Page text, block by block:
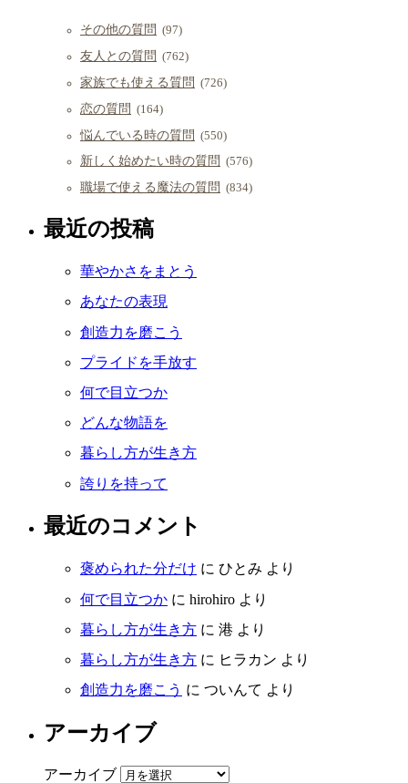
その他の質問 (97)
友人との質問 (762)
家族でも使える質問 (726)
恋の質問 (164)
悩んでいる時の質問 (550)
新しく始めたい時の質問 (576)
職場で使える魔法の質問 (834)
最近の投稿
華やかさをまとう
あなたの表現
創造力を磨こう
プライドを手放す
何で目立つか
どんな物語を
暮らし方が生き方
誇りを持って
最近のコメント
褒められた分だけ に ひとみ より
何で目立つか に hirohiro より
暮らし方が生き方 に 港 より
暮らし方が生き方 に ヒラカン より
創造力を磨こう に ついんて より
アーカイブ
アーカイブ